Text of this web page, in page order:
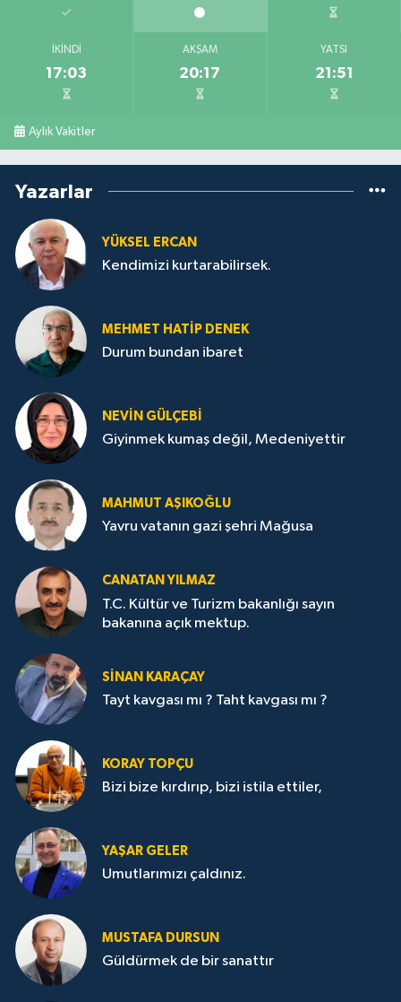
İKINDI
17:03
AKŞAM
20:17
YATSI
21:51
Aylık Vakitler
Yazarlar
YÜKSEL ERCAN
Kendimizi kurtarabilirsek.
MEHMET HATİP DENEK
Durum bundan ibaret
NEVİN GÜLÇEBİ
Giyinmek kumaş değil, Medeniyettir
MAHMUT AŞIKOĞLU
Yavru vatanın gazi şehri Mağusa
CANATAN YILMAZ
T.C. Kültür ve Turizm bakanlığı sayın
bakanına açık mektup.
SİNAN KARAÇAY
Tayt kavgası mı ? Taht kavgası mı ?
KORAY TOPÇU
Bizi bize kırdırıp, bizi istila ettiler,
YAŞAR GELER
Umutlarımızı çaldınız.
MUSTAFA DURSUN
Güldürmek de bir sanattır